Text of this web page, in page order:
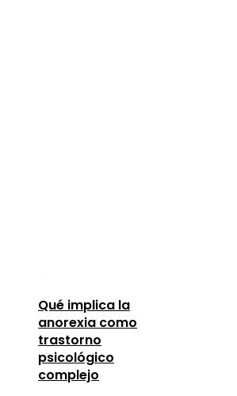
Qué implica la
anorexia como
trastorno
psicológico
complejo